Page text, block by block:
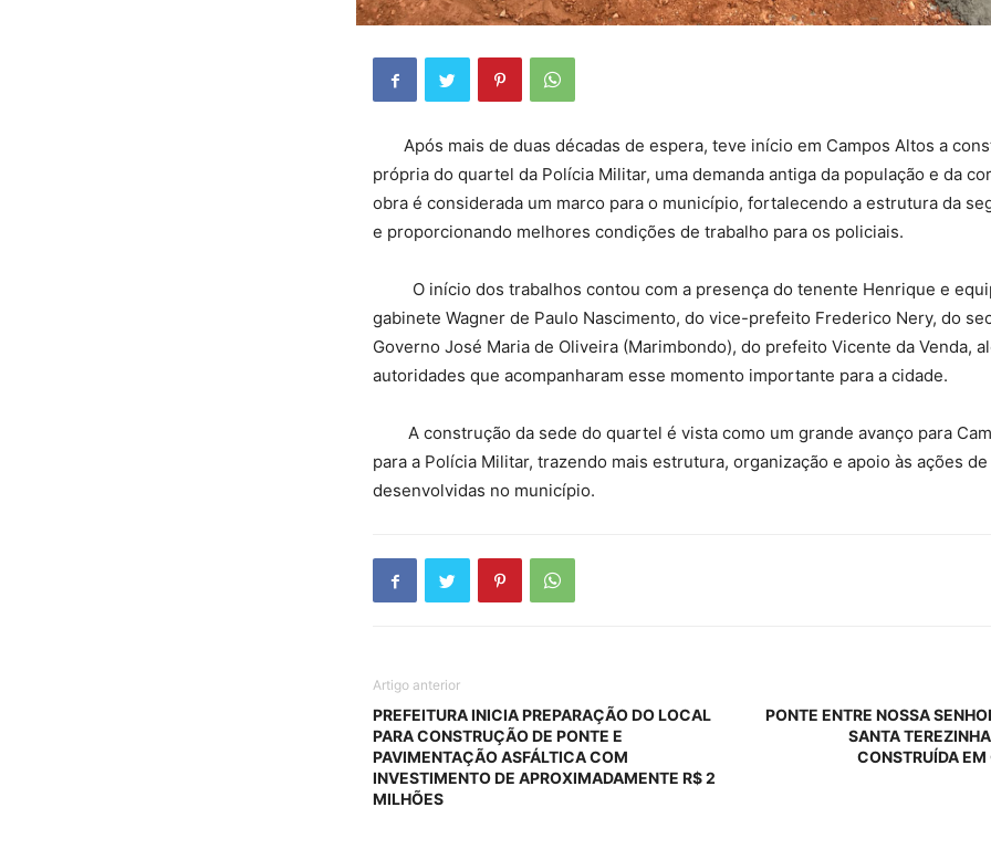
Após mais de duas décadas de espera, teve início em Campos Altos a
própria do quartel da Polícia Militar, uma demanda antiga da população e da
obra é considerada um marco para o município, fortalecendo a estrutura da
e proporcionando melhores condições de trabalho para os policiais.
O início dos trabalhos contou com a presença do tenente Henrique e
gabinete Wagner de Paulo Nascimento, do vice-prefeito Frederico Nery, do
Governo José Maria de Oliveira (Marimbondo), do prefeito Vicente da Venda,
autoridades que acompanharam esse momento importante para a cidade.
A construção da sede do quartel é vista como um grande avanço para
para a Polícia Militar, trazendo mais estrutura, organização e apoio às ações
desenvolvidas no município.
Artigo anterior
PREFEITURA INICIA PREPARAÇÃO DO LOCAL
PARA CONSTRUÇÃO DE PONTE E
PAVIMENTAÇÃO ASFÁLTICA COM
INVESTIMENTO DE APROXIMADAMENTE R$ 2
MILHÕES
PONTE ENTRE NOSSA
SANTA
CONSTRUÍDA